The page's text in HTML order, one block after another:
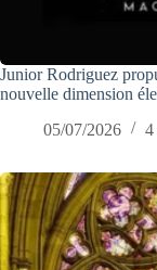
Junior Rodriguez
nouvelle dimension
05/07/2026
4